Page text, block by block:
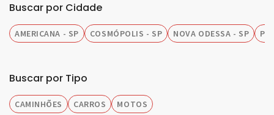
Buscar por Cidade
AMERICANA - SP COSMÓPOLIS - SP NOVA ODESSA - SP
Buscar por Tipo
CAMINHÕES CARROS MOTOS